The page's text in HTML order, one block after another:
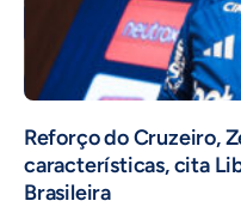
⁠Reforço do Cruzeiro,
características, cita
Brasileira